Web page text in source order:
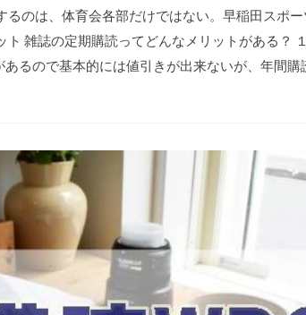
のは、体育会各部だけではない。早稲田スポ
雑誌の定期購読ってどんなメリットがある？
るので基本的には値引きが出来ないが、年間購